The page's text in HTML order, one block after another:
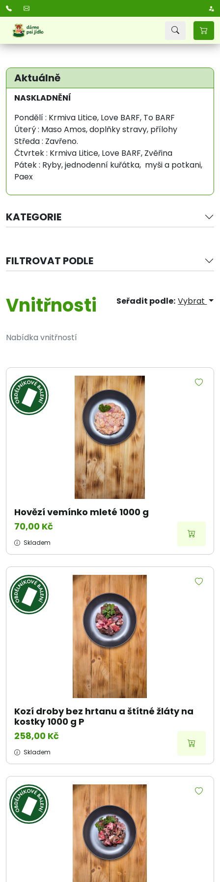
Aktuálně
NASKLADNĚNÍ
Pondělí : Krmiva Litice, Love BARF, To BARF
Úterý : Maso Amos, doplňky stravy, přílohy
Středa : Zavřeno.
Čtvrtek : Krmiva Litice, Love BARF, Zvěřina
Pátek : Ryby, jednodenní kuřátka, myši a potkani,
Paex
KATEGORIE
FILTROVAT PODLE
Vnitřnosti Seřadit podle: Vybrat
Nabídka vnitřností
Hovězí vemínko mleté 1000 g
70,00 Kč
Skladem
Kozí droby bez hrtanu a štítné žláty na
kostky 1000 g P
258,00 Kč
Skladem